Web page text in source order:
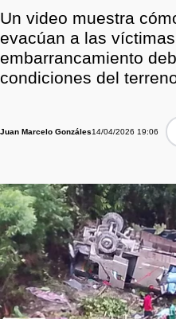
Un video muestra
evacúan a las
embarrancamiento
condiciones del
Juan Marcelo Gonzáles14/04/2026 19:06